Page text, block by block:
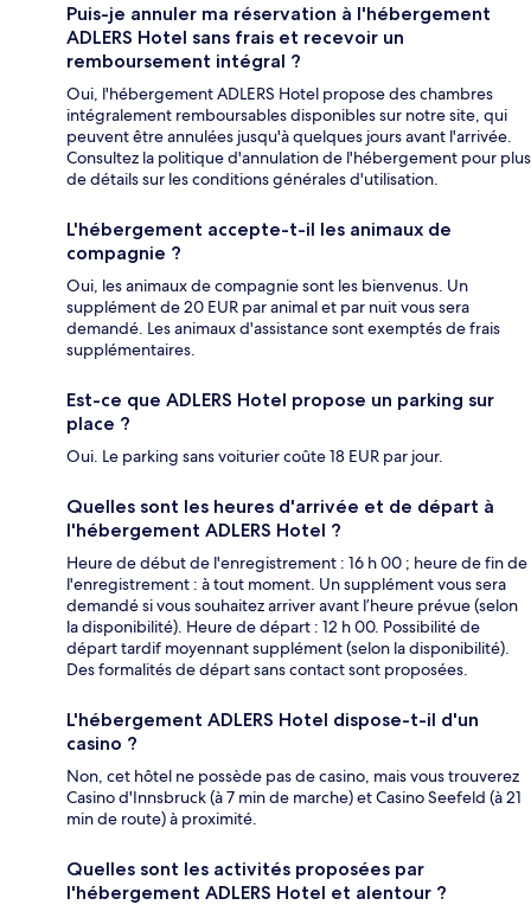
Puis-je annuler ma réservation à l'hébergement
ADLERS Hotel sans frais et recevoir un
remboursement intégral ?
Oui, l'hébergement ADLERS Hotel propose des chambres
intégralement remboursables disponibles sur notre site, qui
peuvent être annulées jusqu'à quelques jours avant l'arrivée.
Consultez la politique d'annulation de l'hébergement pour plus
de détails sur les conditions générales d'utilisation.
L'hébergement accepte-t-il les animaux de
compagnie ?
Oui, les animaux de compagnie sont les bienvenus. Un
supplément de 20 EUR par animal et par nuit vous sera
demandé. Les animaux d'assistance sont exemptés de frais
supplémentaires.
Est-ce que ADLERS Hotel propose un parking sur
place ?
Oui. Le parking sans voiturier coûte 18 EUR par jour.
Quelles sont les heures d'arrivée et de départ à
l'hébergement ADLERS Hotel ?
Heure de début de l'enregistrement : 16 h 00 ; heure de fin de
l'enregistrement : à tout moment. Un supplément vous sera
demandé si vous souhaitez arriver avant l’heure prévue (selon
la disponibilité). Heure de départ : 12 h 00. Possibilité de
départ tardif moyennant supplément (selon la disponibilité).
Des formalités de départ sans contact sont proposées.
L'hébergement ADLERS Hotel dispose-t-il d'un
casino ?
Non, cet hôtel ne possède pas de casino, mais vous trouverez
Casino d'Innsbruck (à 7 min de marche) et Casino Seefeld (à 21
min de route) à proximité.
Quelles sont les activités proposées par
l'hébergement ADLERS Hotel et alentour ?